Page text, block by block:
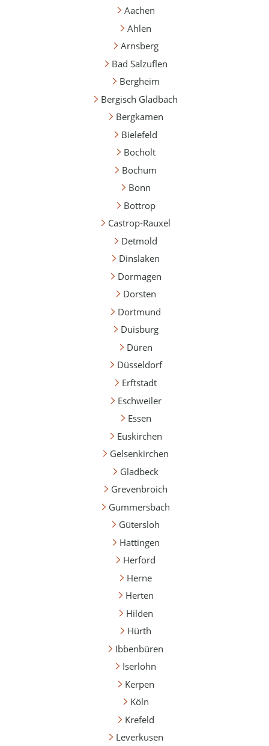
Aachen
Ahlen
Arnsberg
Bad Salzuflen
Bergheim
Bergisch Gladbach
Bergkamen
Bielefeld
Bocholt
Bochum
Bonn
Bottrop
Castrop-Rauxel
Detmold
Dinslaken
Dormagen
Dorsten
Dortmund
Duisburg
Düren
Düsseldorf
Erftstadt
Eschweiler
Essen
Euskirchen
Gelsenkirchen
Gladbeck
Grevenbroich
Gummersbach
Gütersloh
Hattingen
Herford
Herne
Herten
Hilden
Hürth
Ibbenbüren
Iserlohn
Kerpen
Köln
Krefeld
Leverkusen